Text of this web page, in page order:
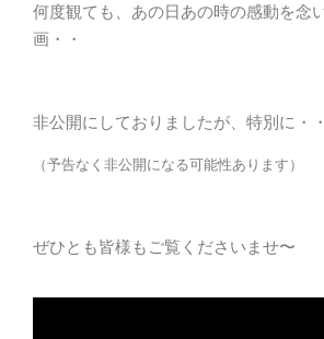
何度観ても、あの日あの時の感動を念
画・・
非公開にしておりましたが、特別に・・
（予告なく非公開になる可能性あります）
ぜひとも皆様もご覧くださいませ〜